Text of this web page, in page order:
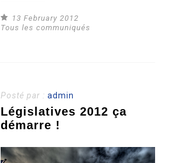
13 February 2012
Tous les communiqués
Posté par :admin
Législatives 2012 ça
démarre !